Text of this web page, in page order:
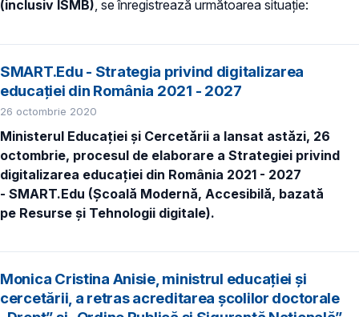
(inclusiv ISMB), se înregistrează următoarea situație:
SMART.Edu - Strategia privind digitalizarea
educației din România 2021 - 2027
26 octombrie 2020
Ministerul Educației și Cercetării a lansat astăzi, 26
octombrie, procesul de elaborare a Strategiei privind
digitalizarea educației din România 2021 - 2027
- SMART.Edu (Școală Modernă, Accesibilă, bazată
pe Resurse și Tehnologii digitale).
Monica Cristina Anisie, ministrul educației și
cercetării, a retras acreditarea școlilor doctorale